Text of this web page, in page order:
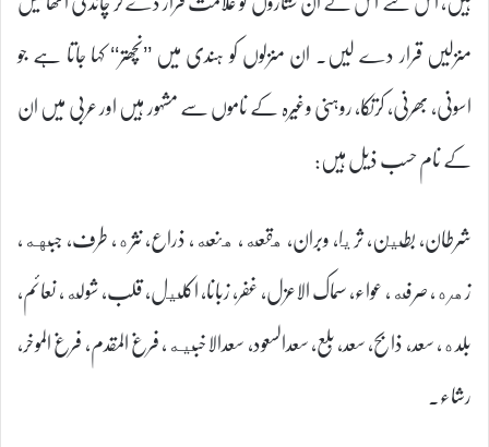
منزلیں قرار دے لیں۔ ان منزلوں کو ہندی میں ’’نچھتر‘‘ کہا جاتا ہے جو
اسونی، بھرنی، کرتکا، روہنی وغیرہ کے ناموں سے مشہور ہیں اور عربی میں ان
کے نام حسب ذیل ہیں:
شرطان، بطين، ثريا، وبران، هقعه، هنعه، ذراع، نثره، طرف، جبهه،
زهره، صرفه، عواء، سماک الاعزل، غفر، زبانا، اکليل، قلب، شوله، نعائم،
بلده، سعد، ذابح، سعد، بلع، سعدالسعود، سعدالاخبيه، فرغ المقدم، فرغ الموخر،
رشاء۔